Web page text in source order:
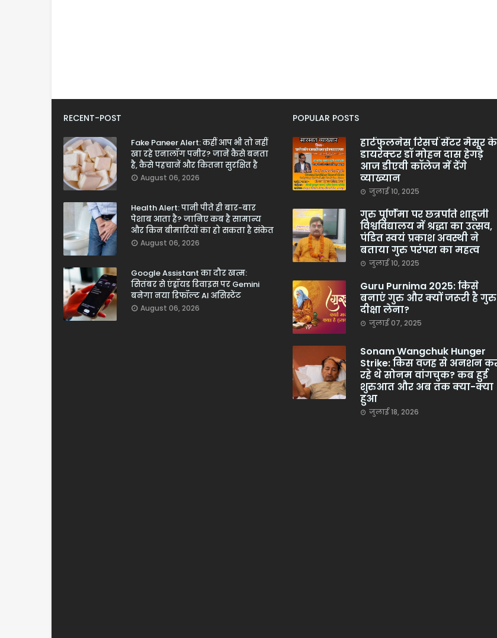
RECENT-POST
Fake Paneer Alert: कहीं आप भी तो नहीं
खा रहे एनालॉग पनीर? जानें कैसे बनता
है, कैसे पहचानें और कितना सुरक्षित है
August 06, 2026
Health Alert: पानी पीते ही बार-बार
पेशाब आता है? जानिए कब है सामान्य
और किन बीमारियों का हो सकता है संकेत
August 06, 2026
Google Assistant का दौर खत्म:
सितंबर से एंड्रॉयड डिवाइस पर Gemini
बनेगा नया डिफॉल्ट AI असिस्टेंट
August 06, 2026
POPULAR POSTS
हार्टफुलनेस रिसर्च सेंटर मैसूर के
डायरेक्टर डॉ मोहन दास हेगड़े
आज डीएवी कॉलेज में देंगे
व्याख्यान
जुलाई 10, 2025
गुरु पूर्णिमा पर छत्रपति शाहूजी
विश्वविद्यालय में श्रद्धा का उत्सव,
पंडित स्वयं प्रकाश अवस्थी ने
बताया गुरु परंपरा का महत्व
जुलाई 10, 2025
Guru Purnima 2025: किसे
बनाएं गुरु और क्यों जरूरी है गुरु
दीक्षा लेना?
जुलाई 07, 2025
Sonam Wangchuk Hunger
Strike: किस वजह से अनशन
रहे थे सोनम वांगचुक? कब हुई
शुरुआत और अब तक क्या-क्या
हुआ
जुलाई 18, 2026